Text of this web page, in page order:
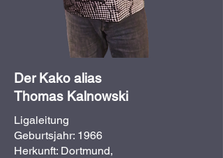
Der Kako alias
Thomas Kalnowski
Ligaleitung
Geburtsjahr: 1966
Herkunft: Dortmund,